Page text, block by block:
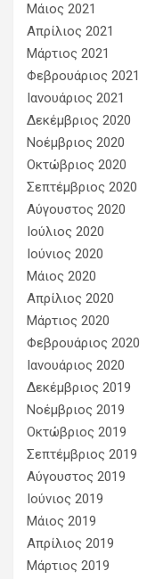
Μάιος 2021
Απρίλιος 2021
Μάρτιος 2021
Φεβρουάριος 2021
Ιανουάριος 2021
Δεκέμβριος 2020
Νοέμβριος 2020
Οκτώβριος 2020
Σεπτέμβριος 2020
Αύγουστος 2020
Ιούλιος 2020
Ιούνιος 2020
Μάιος 2020
Απρίλιος 2020
Μάρτιος 2020
Φεβρουάριος 2020
Ιανουάριος 2020
Δεκέμβριος 2019
Νοέμβριος 2019
Οκτώβριος 2019
Σεπτέμβριος 2019
Αύγουστος 2019
Ιούνιος 2019
Μάιος 2019
Απρίλιος 2019
Μάρτιος 2019